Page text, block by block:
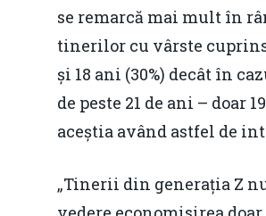
se remarcă mai mult în
tinerilor cu vârste
și 18 ani (30%) decât în
de peste 21 de ani – doar
aceștia având astfel de
„Tinerii din generația Z